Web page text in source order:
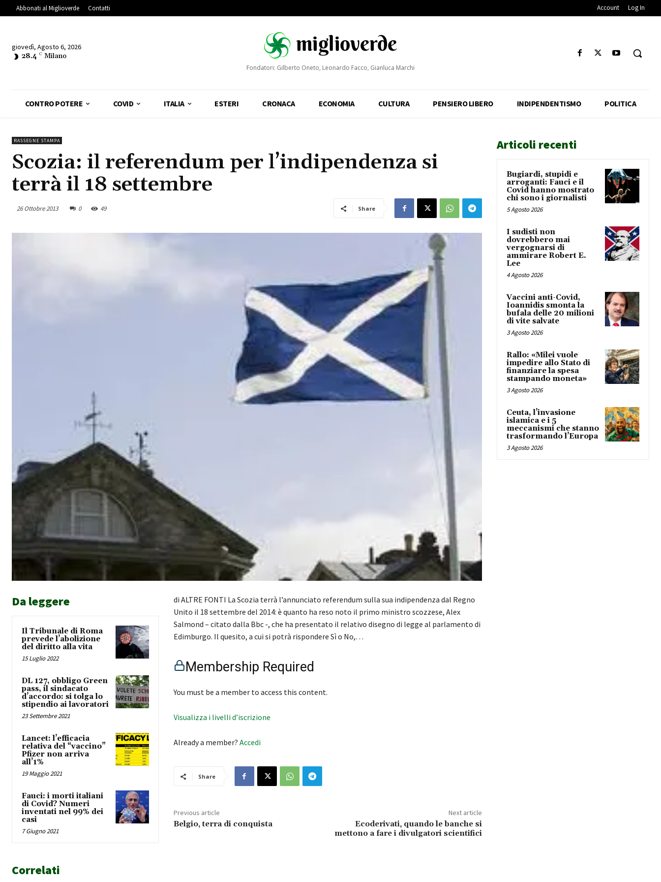
Abbonati al Miglioverde Contatti Account Log In
giovedì, Agosto 6, 2026
28.4 C Milano
Fondatori: Gilberto Oneto, Leonardo Facco, Gianluca Marchi
CONTRO POTERE COVID ITALIA ESTERI CRONACA ECONOMIA CULTURA PENSIERO LIBERO INDIPENDENTISMO POLITICA
RASSEGNE STAMPA
Scozia: il referendum per l’indipendenza si
terrà il 18 settembre
26 Ottobre 2013 0 49 Share
Da leggere
Il Tribunale di Roma
prevede l’abolizione
del diritto alla vita
15 Luglio 2022
DL 127, obbligo Green
pass, il sindacato
d’accordo: si tolga lo
stipendio ai lavoratori
23 Settembre 2021
Lancet: l’efficacia
relativa del “vaccino”
Pfizer non arriva
all’1%
19 Maggio 2021
Fauci: i morti italiani
di Covid? Numeri
inventati nel 99% dei
casi
7 Giugno 2021
di ALTRE FONTI La Scozia terrà l’annunciato referendum sulla sua indipendenza dal Regno
Unito il 18 settembre del 2014: è quanto ha reso noto il primo ministro scozzese, Alex
Salmond – citato dalla Bbc -, che ha presentato il relativo disegno di legge al parlamento di
Edimburgo. Il quesito, a cui si potrà rispondere Sì o No,…
Membership Required
You must be a member to access this content.
Visualizza i livelli d’iscrizione
Already a member? Accedi
Share
Previous article
Belgio, terra di conquista
Next article
Ecoderivati, quando le banche si
mettono a fare i divulgatori scientifici
Correlati
Articoli recenti
Bugiardi, stupidi e
arroganti: Fauci e il
Covid hanno mostrato
chi sono i giornalisti
5 Agosto 2026
I sudisti non
dovrebbero mai
vergognarsi di
ammirare Robert E.
Lee
4 Agosto 2026
Vaccini anti-Covid,
Ioannidis smonta la
bufala delle 20 milioni
di vite salvate
3 Agosto 2026
Rallo: «Milei vuole
impedire allo Stato di
finanziare la spesa
stampando moneta»
3 Agosto 2026
Ceuta, l’invasione
islamica e i 5
meccanismi che stanno
trasformando l’Europa
3 Agosto 2026